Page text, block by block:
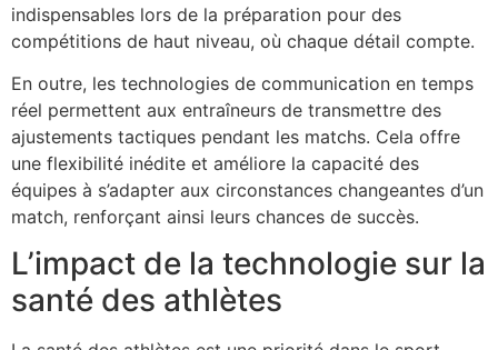
indispensables lors de la préparation pour des
compétitions de haut niveau, où chaque détail compte.
En outre, les technologies de communication en temps
réel permettent aux entraîneurs de transmettre des
ajustements tactiques pendant les matchs. Cela offre
une flexibilité inédite et améliore la capacité des
équipes à s’adapter aux circonstances changeantes d’un
match, renforçant ainsi leurs chances de succès.
L’impact de la technologie sur la
santé des athlètes